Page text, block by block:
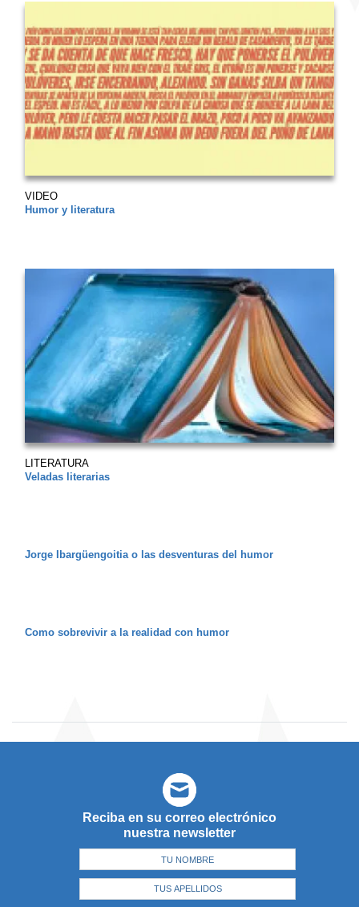
VIDEO
Humor y literatura
LITERATURA
Veladas literarias
Jorge Ibargüengoitia o las desventuras del humor
Como sobrevivir a la realidad con humor
Reciba en su correo electrónico
nuestra newsletter